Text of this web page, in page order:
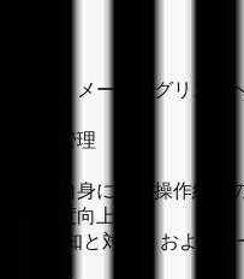
ール、メーリングリスト
よび管理
ー自身による操作経緯
の精度向上
の検知と対策、および